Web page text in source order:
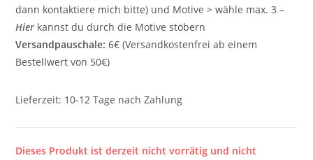
dann kontaktiere mich bitte) und Motive > wähle max. 3 –
Hier kannst du durch die Motive stöbern
Versandpauschale: 6€ (Versandkostenfrei ab einem
Bestellwert von 50€)
Lieferzeit: 10-12 Tage nach Zahlung
Dieses Produkt ist derzeit nicht vorrätig und nicht